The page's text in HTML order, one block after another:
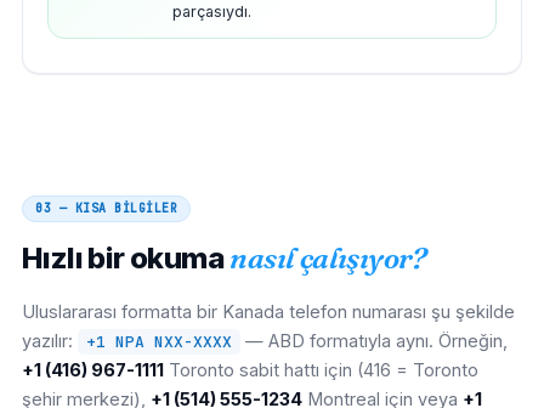
parçasıydı.
03 — KISA BİLGİLER
Hızlı bir okumanasıl çalışıyor?
Uluslararası formatta bir Kanada telefon numarası şu şekilde
yazılır:
+1 NPA NXX-XXXX
— ABD formatıyla aynı. Örneğin,
+1 (416) 967-1111 Toronto sabit hattı için (416 = Toronto
şehir merkezi), +1 (514) 555-1234 Montreal için veya +1